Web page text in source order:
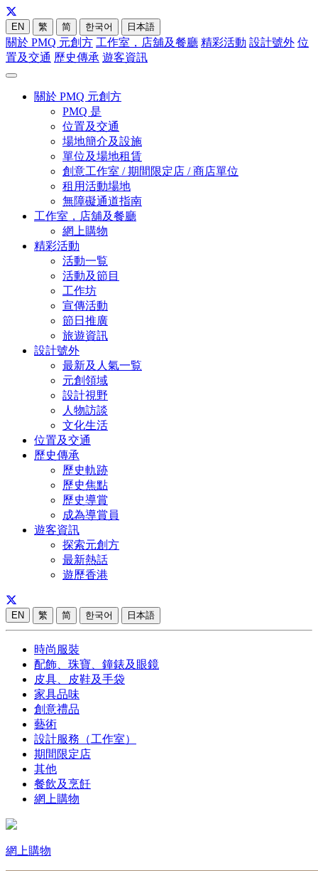
EN 繁 简 한국어 日本語
關於 PMQ 元創方 工作室，店舖及餐廳 精彩活動 設計號外 位
置及交通 歷史傳承 遊客資訊
關於 PMQ 元創方
PMQ 是
位置及交通
場地簡介及設施
單位及場地租賃
創意工作室 / 期間限定店 / 商店單位
租用活動場地
無障礙通道指南
工作室，店舖及餐廳
網上購物
精彩活動
活動一覧
活動及節目
工作坊
宣傳活動
節日推廣
旅遊資訊
設計號外
最新及人氣一覧
元創領域
設計視野
人物訪談
文化生活
位置及交通
歷史傳承
歷史軌跡
歷史焦點
歷史導賞
成為導賞員
遊客資訊
探索元創方
最新熱話
遊歷香港
EN 繁 简 한국어 日本語
時尚服裝
配飾、珠寶、鐘錶及眼鏡
皮具、皮鞋及手袋
家具品味
創意禮品
藝術
設計服務（工作室）
期間限定店
其他
餐飲及烹飪
網上購物
網上購物